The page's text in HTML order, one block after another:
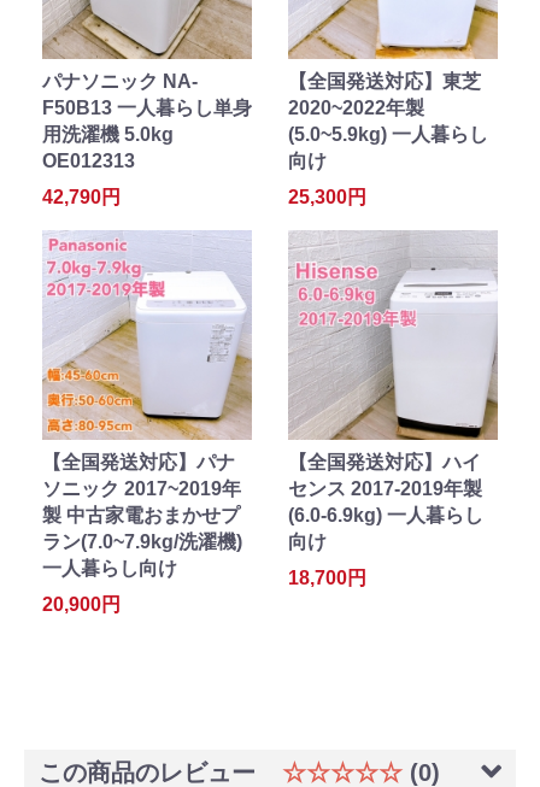
パナソニック NA-
F50B13 一人暮らし単身
用洗濯機 5.0kg
OE012313
42,790円
【全国発送対応】東芝
2020~2022年製
(5.0~5.9kg) 一人暮らし
向け
25,300円
【全国発送対応】パナ
ソニック 2017~2019年
製 中古家電おまかせプ
ラン(7.0~7.9kg/洗濯機)
一人暮らし向け
20,900円
【全国発送対応】ハイ
センス 2017-2019年製
(6.0-6.9kg) 一人暮らし
向け
18,700円
この商品のレビュー ☆☆☆☆☆ (0)